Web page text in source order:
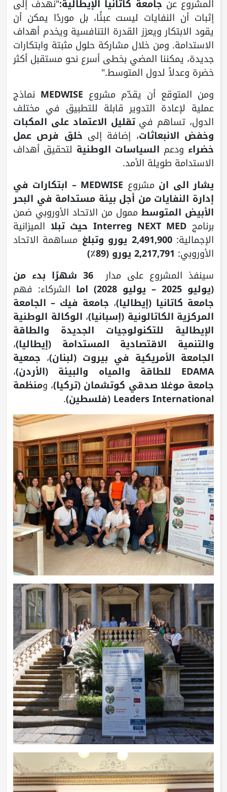
المشروع عن جامعة كاتانيا الإيطالية:"نهدف إلى
إثبات أن النفايات ليست عبئًا، بل موردًا يمكن أن
يقود الابتكار ويعزز القدرة التنافسية ويخدم أهداف
الاستدامة. ومن خلال مشاركة حلول مثبتة وابتكارات
جديدة، يمكننا المضي بخطى أسرع نحو مستقبل أكثر
خضرة وعدلاً لدول المتوسط."
ومن المتوقع أن يقدّم مشروع MEDWISE نماذج
عملية لإعادة التدوير قابلة للتطبيق في مختلف
الدول، تساهم فيتقليل الاعتماد على المكبات
وخفض الانبعاثات، إضافة إلى خلق فرص عمل
خضراء ودعم السياسات الوطنية لتحقيق أهداف
الاستدامة طويلة الأمد.
يشار الى انمشروع MEDWISE – ابتكارات في
إدارة النفايات من أجل بيئة مستدامة في البحر
الأبيض المتوسط ممول من الاتحاد الأوروبي ضمن
برنامج Interreg NEXT MED حيث تبلا الميزانية
الإجمالية:2,491,900 يورو وتبلغ مساهمة الاتحاد
الأوروبي: 2,217,791 يورو (89٪)
سينفذ المشروع على مدار
36 شهرًا بدء من
(يوليو 2025 – يوليو 2028) اما الشركاء: فهم
جامعة كاتانيا (إيطاليا)، جامعة فيك – الجامعة
المركزية الكاتالونية (إسبانيا)، الوكالة الوطنية
الإيطالية للتكنولوجيات الجديدة والطاقة
والتنمية الاقتصادية المستدامة (إيطاليا)،
الجامعة الأمريكية في بيروت (لبنان)، جمعية
EDAMA للطاقة والمياه والبيئة (الأردن) ،
جامعة موغلا صدقي كوتشمان (تركيا)، ومنظمة
Leaders International (فلسطين) .